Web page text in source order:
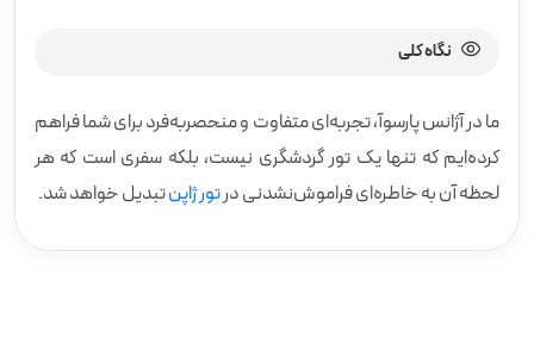
نگاه کلی
ما در آژانس پارسوآ، تجربه‌ای متفاوت و منحصربه‌فرد برای شما فراهم
کرده‌ایم که تنها یک تور گردشگری نیست، بلکه سفری است که هر
لحظه آن به خاطره‌ای فراموش‌نشدنی درتور ژاپنتبدیل خواهد شد.